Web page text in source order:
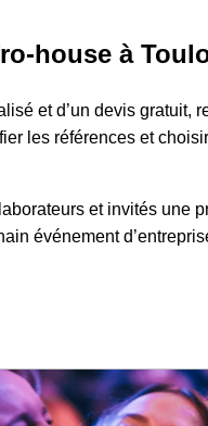
house à
et d’un devis gratuit,
les références et
et invités une
événement